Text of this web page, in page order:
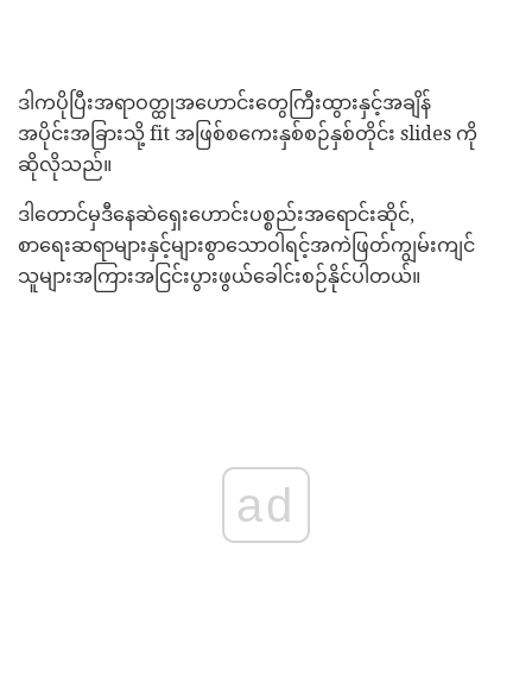
ဒါကပိုပြီးအရာဝတ္ထုအဟောင်းတွေကြီးထွားနှင့်အချိန်
အပိုင်းအခြားသို့ fit အဖြစ်စကေးနှစ်စဉ်နှစ်တိုင်း slides ကို
ဆိုလိုသည်။
ဒါတောင်မှဒီနေဆဲရှေးဟောင်းပစ္စည်းအရောင်းဆိုင်,
စာရေးဆရာများနှင့်များစွာသောဝါရင့်အကဲဖြတ်ကျွမ်းကျင်
သူများအကြားအငြင်းပွားဖွယ်ခေါင်းစဉ်နိုင်ပါတယ်။
ad